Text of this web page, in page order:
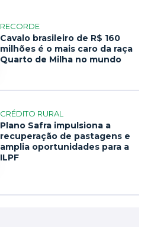
RECORDE
Cavalo brasileiro de R$ 160
milhões é o mais caro da raça
Quarto de Milha no mundo
CRÉDITO RURAL
Plano Safra impulsiona a
recuperação de pastagens e
amplia oportunidades para a
ILPF